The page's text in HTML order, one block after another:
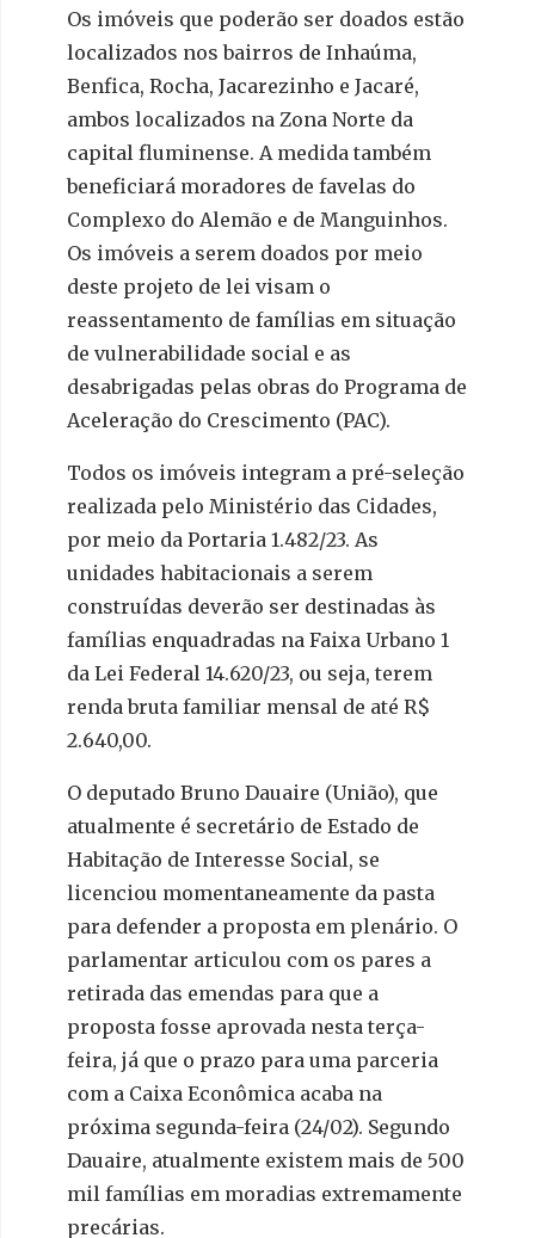
Os imóveis que poderão ser doados estão
localizados nos bairros de Inhaúma,
Benfica, Rocha, Jacarezinho e Jacaré,
ambos localizados na Zona Norte da
capital fluminense. A medida também
beneficiará moradores de favelas do
Complexo do Alemão e de Manguinhos.
Os imóveis a serem doados por meio
deste projeto de lei visam o
reassentamento de famílias em situação
de vulnerabilidade social e as
desabrigadas pelas obras do Programa de
Aceleração do Crescimento (PAC).
Todos os imóveis integram a pré-seleção
realizada pelo Ministério das Cidades,
por meio da Portaria 1.482/23. As
unidades habitacionais a serem
construídas deverão ser destinadas às
famílias enquadradas na Faixa Urbano 1
da Lei Federal 14.620/23, ou seja, terem
renda bruta familiar mensal de até R$
2.640,00.
O deputado Bruno Dauaire (União), que
atualmente é secretário de Estado de
Habitação de Interesse Social, se
licenciou momentaneamente da pasta
para defender a proposta em plenário. O
parlamentar articulou com os pares a
retirada das emendas para que a
proposta fosse aprovada nesta terça-
feira, já que o prazo para uma parceria
com a Caixa Econômica acaba na
próxima segunda-feira (24/02). Segundo
Dauaire, atualmente existem mais de 500
mil famílias em moradias extremamente
precárias.